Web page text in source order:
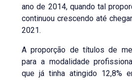
ano de 2014, quando tal
continuou crescendo até
2021.
A proporção de títulos de
para a modalidade
que já tinha atingido 12,8%